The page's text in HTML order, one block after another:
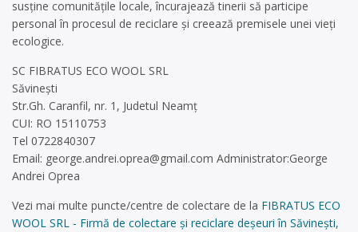
susține comunitățile locale, încurajează tinerii să participe
personal în procesul de reciclare și creează premisele unei vieți
ecologice.
SC FIBRATUS ECO WOOL SRL
Săvinești
Str.Gh. Caranfil, nr. 1, Judetul Neamț
CUI: RO 15110753
Tel 0722840307
Email: george.andrei.oprea@gmail.com Administrator:George
Andrei Oprea
Vezi mai multe puncte/centre de colectare de la FIBRATUS ECO
WOOL SRL - Firmă de colectare și reciclare deșeuri în Săvinești,